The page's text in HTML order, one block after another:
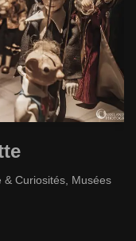
& Curiosités Musées